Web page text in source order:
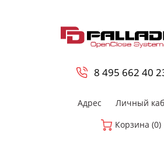
8 495 662 40
Адрес
Личный
Корзина (0)